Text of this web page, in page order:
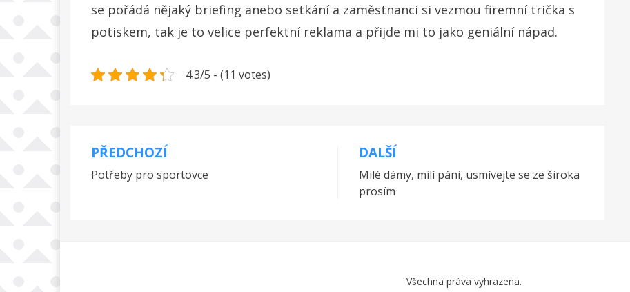
se pořádá nějaký briefing anebo setkání a zaměstnanci si vezmou firemní trička s
potiskem, tak je to velice perfektní reklama a přijde mi to jako geniální nápad.
4.3/5 - (11 votes)
Navigace
pro
PŘEDCHOZÍ
Potřeby pro sportovce
DALŠÍ
Milé dámy, milí páni, usmívejte se ze široka
prosím
Všechna práva vyhrazena.